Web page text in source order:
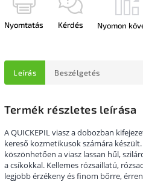
Nyomtatás Kérdés Nyomon
Leírás Beszélgetés
Termék részletes leírása
A QUICKEPIL viasz a dobozban
kereső kozmetikusok számára
köszönhetően a viasz lassan hűl,
a csíkokkal. Kellemes rózsaillatú,
legjobb érzékeny és finom bőrre,